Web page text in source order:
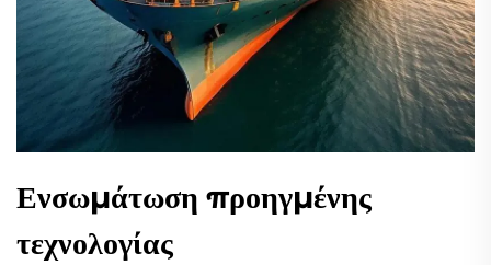
Ενσωμάτωση προηγμένης
τεχνολογίας